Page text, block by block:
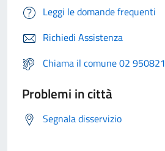
Leggi le domande frequenti
Richiedi Assistenza
Chiama il comune 02 950821
Problemi in città
Segnala disservizio